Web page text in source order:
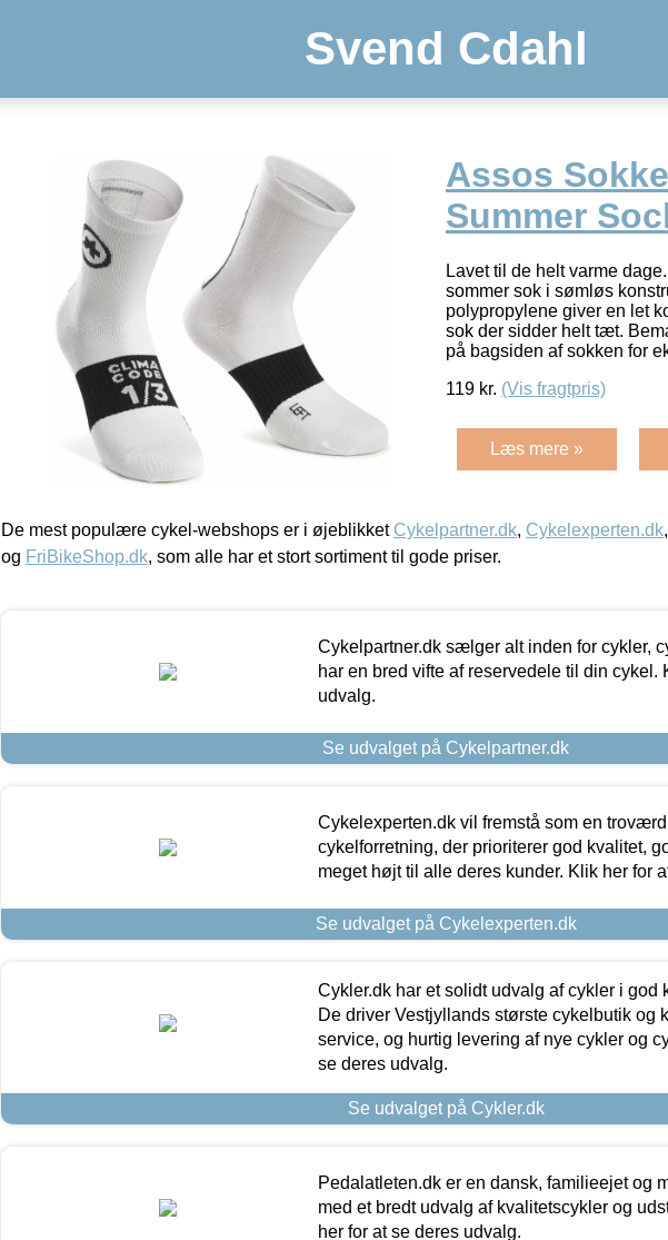
Svend Cdahl
Assos
Summer
Lavet til de helt varme
sommer sok i sømløs
polypropylene giver en let
sok der sidder helt tæt.
på bagsiden af sokken for
119 kr. (Vis fragtpris)
Læs mere »
De mest populære cykel-webshops er i øjeblikket Cykelpartner.dk, Cykelexperten.dk,
og FriBikeShop.dk, som alle har et stort sortiment til gode priser.
Cykelpartner.dk sælger alt inden for cykler,
har en bred vifte af reservedele til din cykel.
udvalg.
Se udvalget på Cykelpartner.dk
Cykelexperten.dk vil fremstå som en
cykelforretning, der prioriterer god kvalitet,
meget højt til alle deres kunder. Klik her for
Se udvalget på Cykelexperten.dk
Cykler.dk har et solidt udvalg af cykler i god
De driver Vestjyllands største cykelbutik og
service, og hurtig levering af nye cykler og
se deres udvalg.
Se udvalget på Cykler.dk
Pedalatleten.dk er en dansk, familieejet og
med et bredt udvalg af kvalitetscykler og
her for at se deres udvalg.